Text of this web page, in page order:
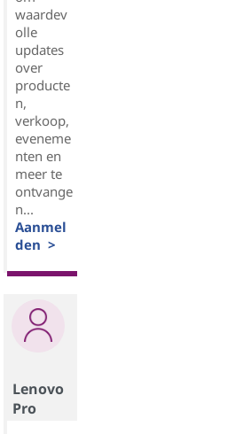
waardev
olle
updates
over
producte
n,
verkoop,
eveneme
nten en
meer te
ontvange
n...
Aanmel
den >
Lenovo
Pro